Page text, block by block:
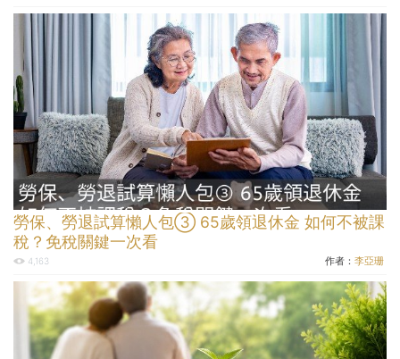
勞保、勞退試算懶人包③ 65歲領退休金 如何不被課
稅？免稅關鍵一次看
4,163 作者： 李亞珊